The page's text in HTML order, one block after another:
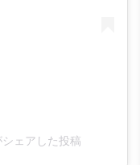
ェアした投稿